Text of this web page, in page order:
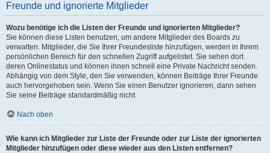
Freunde und ignorierte Mitglieder
Wozu benötige ich die Listen der Freunde und ignorierten Mitglieder?
Sie können diese Listen benutzen, um andere Mitglieder des Boards zu
verwalten. Mitglieder, die Sie Ihrer Freundesliste hinzufügen, werden in Ihrem
persönlichen Bereich für den schnellen Zugriff aufgelistet. Sie sehen dort
deren Onlinestatus und können ihnen schnell eine Private Nachricht senden.
Abhängig von dem Style, den Sie verwenden, können Beiträge Ihrer Freunde
auch hervorgehoben sein. Wenn Sie einen Benutzer ignorieren, dann sehen
Sie seine Beiträge standardmäßig nicht.
Nach oben
Wie kann ich Mitglieder zur Liste der Freunde oder zur Liste der ignorierten
Mitglieder hinzufügen oder diese wieder aus den Listen entfernen?